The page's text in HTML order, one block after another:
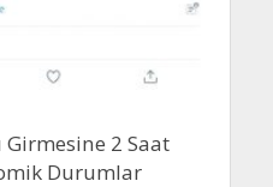
Girmesine 2 Saat
Durumlar